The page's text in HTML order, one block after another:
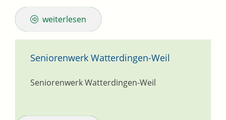
weiterlesen
Seniorenwerk Watterdingen-Weil
Seniorenwerk Watterdingen-Weil